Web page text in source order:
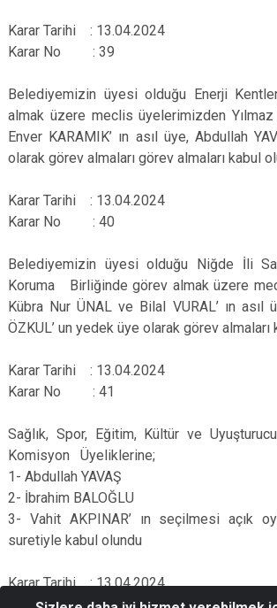
Karar Tarihi : 13.04.2024
Karar No : 39
Belediyemizin üyesi olduğu Enerji
almak üzere meclis üyelerimizden Yılmaz
Enver KARAMIK’ ın asıl üye, Abdullah
olarak görev almaları görev almaları kabul
Karar Tarihi : 13.04.2024
Karar No : 40
Belediyemizin üyesi olduğu Niğde İli
Koruma Birliğinde görev almak üzere
Kübra Nur ÜNAL ve Bilal VURAL’ ın asıl
ÖZKUL’ un yedek üye olarak görev almaları
Karar Tarihi : 13.04.2024
Karar No : 41
Sağlık, Spor, Eğitim, Kültür ve
Komisyon Üyeliklerine;
1- Abdullah YAVAŞ
2- İbrahim BALOĞLU
3- Vahit AKPINAR’ ın seçilmesi açık
suretiyle kabul olundu
Karar Tarihi : 13.04.2024
Karar No : 42